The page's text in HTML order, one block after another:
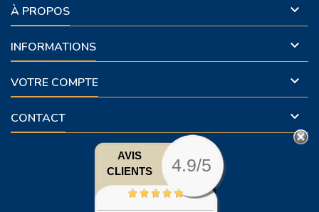
À PROPOS 
INFORMATIONS 
VOTRE COMPTE 
CONTACT 
AVIS
CLIENTS
4.9/5